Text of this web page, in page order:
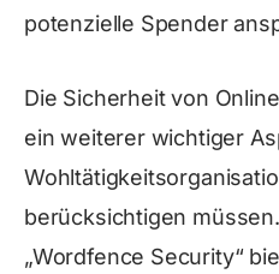
potenzielle Spender
Die Sicherheit von
ein weiterer wichtiger
berücksichtigen
„Wordfence Security“